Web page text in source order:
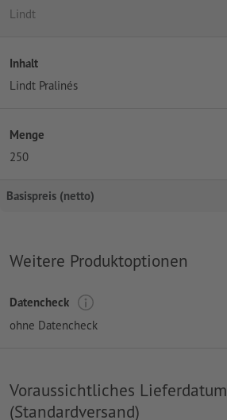
Lindt
Inhalt
Lindt Pralinés
Menge
250
Basispreis (netto)
Weitere Produktoptionen
Datencheck
ohne Datencheck
Voraussichtliches Lieferdatum
(Standardversand)